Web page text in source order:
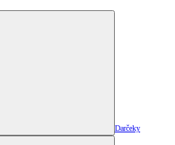
Darčeky